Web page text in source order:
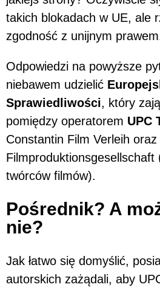
takich blokadach w UE, ale
zgodność z unijnym
Odpowiedzi na powyższe
niebawem udzielić
Sprawiedliwości, który
pomiędzy operatorem UPC
Constantin Film Verleih
Filmproduktionsgesellschaft
twórców filmów).
Pośrednik? A
nie?
Jak łatwo się domyślić,
autorskich zażądali, aby